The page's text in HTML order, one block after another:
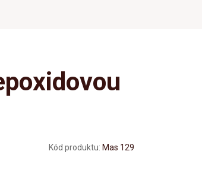
Kód produktu: Mas 129